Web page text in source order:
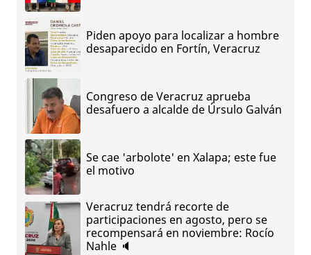
Piden apoyo para localizar a hombre
desaparecido en Fortín, Veracruz
Congreso de Veracruz aprueba
desafuero a alcalde de Úrsulo Galván
Se cae 'arbolote' en Xalapa; este fue
el motivo
Veracruz tendrá recorte de
participaciones en agosto, pero se
recompensará en noviembre: Rocío
Nahle 🔈